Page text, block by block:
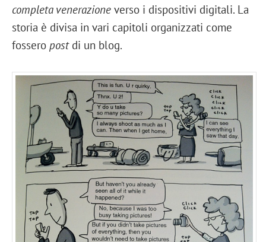
completa venerazione verso i dispositivi digitali. La
storia è divisa in vari capitoli organizzati come
fossero postdi un blog.